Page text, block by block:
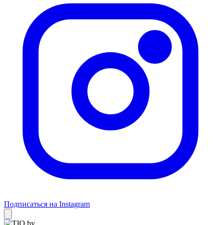
Подписаться на Instagram